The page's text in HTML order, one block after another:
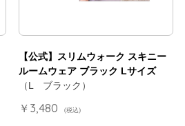
【公式】スリムウォーク スキニー
ルームウェア ブラック Lサイズ
（L ブラック）
￥3,480 (税込)